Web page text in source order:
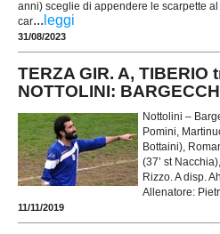
anni) sceglie di appendere le scarpette
car... leggi
31/08/2023
TERZA GIR. A, TIBERIO
NOTTOLINI:
Nottolini –
Pomini,
Bottaini),
(37’ st
Rizzo. A disp.
Allenatore:
11/11/2019